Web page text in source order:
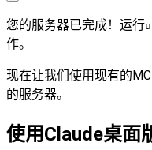
您的服务器已完成！运行
作。
现在让我们使用现有的
的服务器。
使用Claude桌面